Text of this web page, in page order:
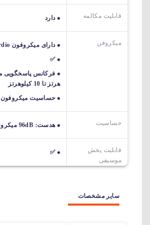
قابلیت مکالمه دارد
میکروفن
دارای میکروفون HyperClear Cardio
✅
هرتز تا 10 کیلوهرتز
حساسیت میکروفون 42dB
حساسیت هدست: 96dB میکروفون: 60dB
قابلیت پخش
موسیقی
✅
سایر مشخصات